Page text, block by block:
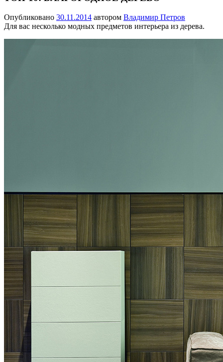
Опубликовано 30.11.2014 автором Владимир Петров
Для вас несколько модных предметов интерьера из дерева.